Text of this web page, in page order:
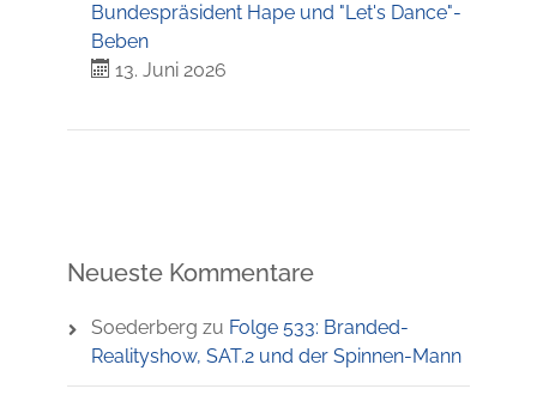
Bundespräsident Hape und "Let's Dance"-
Beben
13. Juni 2026
Neueste Kommentare
Soederberg zu Folge 533: Branded-
Realityshow, SAT.2 und der Spinnen-Mann